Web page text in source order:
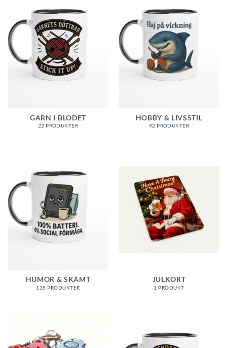
GARN I BLODET
22 PRODUKTER
HOBBY & LIVSSTIL
92 PRODUKTER
HUMOR & SKÄMT
135 PRODUKTER
JULKORT
1 PRODUKT